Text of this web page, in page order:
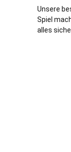
Unsere
Spiel
alles